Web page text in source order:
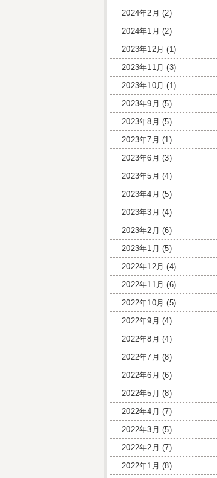
2024年2月 (2)
2024年1月 (2)
2023年12月 (1)
2023年11月 (3)
2023年10月 (1)
2023年9月 (5)
2023年8月 (5)
2023年7月 (1)
2023年6月 (3)
2023年5月 (4)
2023年4月 (5)
2023年3月 (4)
2023年2月 (6)
2023年1月 (5)
2022年12月 (4)
2022年11月 (6)
2022年10月 (5)
2022年9月 (4)
2022年8月 (4)
2022年7月 (8)
2022年6月 (6)
2022年5月 (8)
2022年4月 (7)
2022年3月 (5)
2022年2月 (7)
2022年1月 (8)